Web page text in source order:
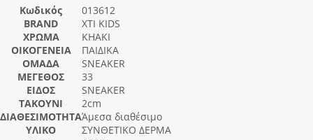
Κωδικός
013612
BRAND
XTI KIDS
ΧΡΩΜΑ
KHAKI
ΟΙΚΟΓΕΝΕΙΑ
ΠΑΙΔΙΚΑ
ΟΜΑΔΑ
SNEAKER
ΜΕΓΕΘΟΣ
33
ΕΙΔΟΣ
SNEAKER
ΤΑΚΟΥΝΙ
2cm
ΔΙΑΘΕΣΙΜΟΤΗΤΑΆμεσα διαθέσιμο
ΥΛΙΚΟ
ΣΥΝΘΕΤΙΚΟ ΔΕΡΜΑ